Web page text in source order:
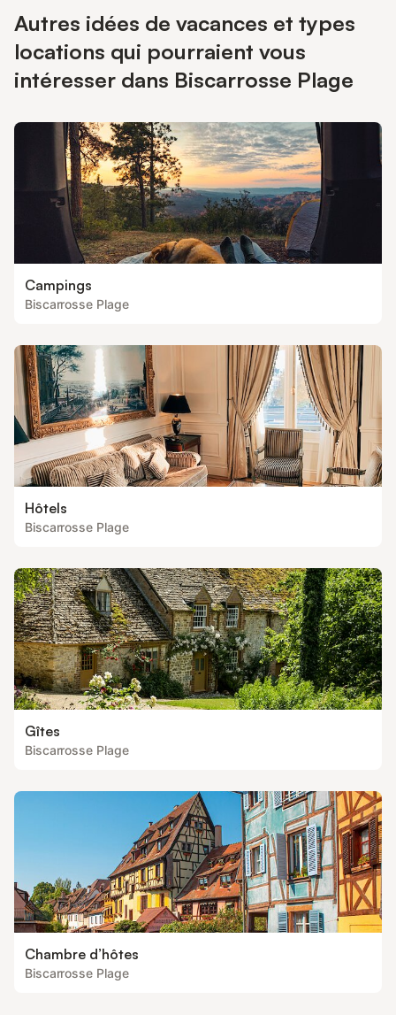
Autres idées de vacances et types
locations qui pourraient vous
intéresser dans Biscarrosse Plage
Campings
Biscarrosse Plage
Hôtels
Biscarrosse Plage
Gîtes
Biscarrosse Plage
Chambre d’hôtes
Biscarrosse Plage